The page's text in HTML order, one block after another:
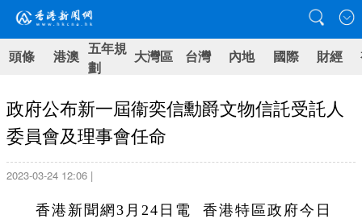
頭條 港澳 五年規
劃
大灣區 台灣 內地 國際 財經
政府公布新一屆衞奕信勳爵文物信託受託人
委員會及理事會任命
2023-03-24 12:06 |
香港新聞網3月24日電 香港特區政府今日